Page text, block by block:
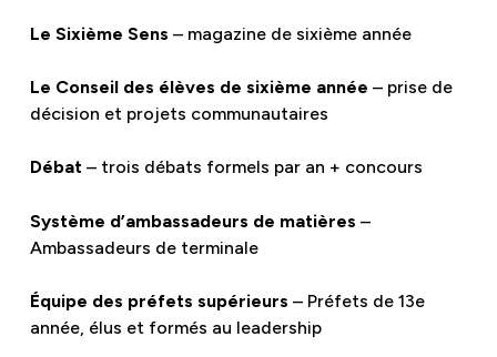
Le Sixième Sens – magazine de sixième année
Le Conseil des élèves de sixième année – prise de
décision et projets communautaires
Débat– trois débats formels par an + concours
Système d’ambassadeurs de matières –
Ambassadeurs de terminale
Équipe des préfets supérieurs – Préfets de 13e
année, élus et formés au leadership